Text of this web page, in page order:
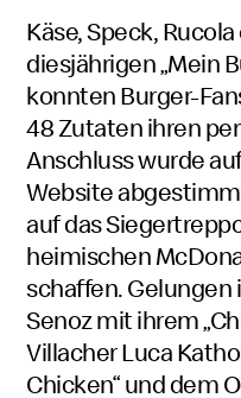
Käse, Speck,
diesjährigen „Mein
konnten Burger-
48 Zutaten ihren
Anschluss wurde
Website
auf das
heimischen
schaffen. Gelungen
Senoz mit ihrem
Villacher Luca
Chicken“ und dem